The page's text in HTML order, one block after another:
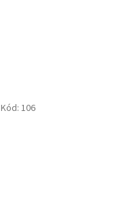
Kód: 106